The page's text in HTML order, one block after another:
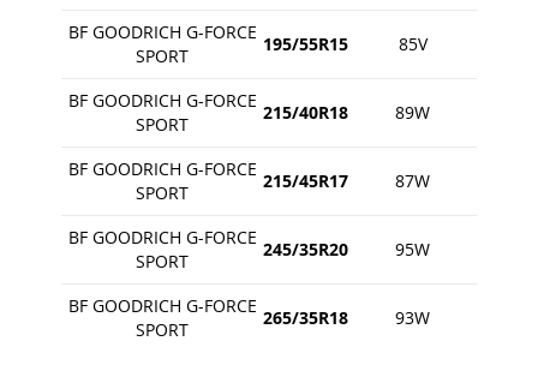
BF GOODRICH G-FORCE
SPORT
195/55R15 85V
BF GOODRICH G-FORCE
SPORT
215/40R18 89W
BF GOODRICH G-FORCE
SPORT
215/45R17 87W
BF GOODRICH G-FORCE
SPORT
245/35R20 95W
BF GOODRICH G-FORCE
SPORT
265/35R18 93W